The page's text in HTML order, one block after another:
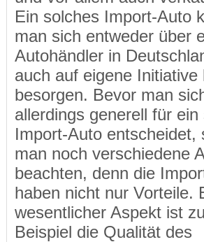
Ein solches Import-Auto
man sich entweder über
Autohändler in
auch auf eigene Initiative
besorgen. Bevor man
allerdings generell für ein
Import-Auto entscheidet,
man noch verschiedene
beachten, denn die
haben nicht nur Vorteile.
wesentlicher Aspekt ist
Beispiel die Qualität des